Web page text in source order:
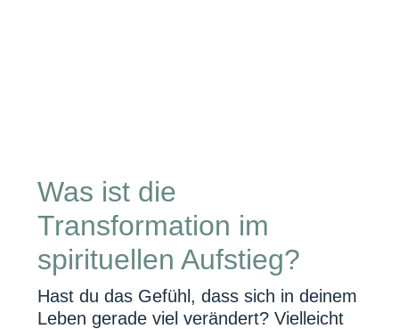
Was ist die
Transformation im
spirituellen Aufstieg?
Hast du das Gefühl, dass sich in deinem
Leben gerade viel verändert? Vielleicht